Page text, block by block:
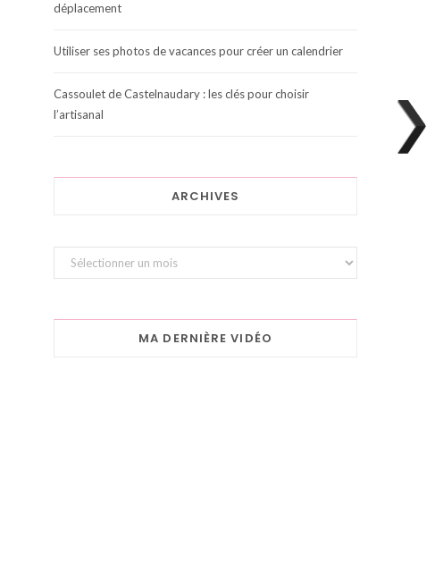
déplacement
Utiliser ses photos de vacances pour créer un calendrier
Cassoulet de Castelnaudary : les clés pour choisir
l’artisanal
ARCHIVES
Archives
MA DERNIÈRE VIDÉO